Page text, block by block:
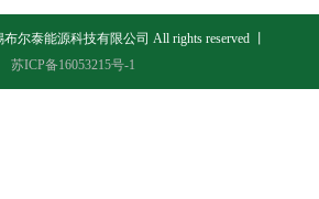
尔泰能源科技有限公司 All rights reserved 丨
苏ICP备16053215号-1